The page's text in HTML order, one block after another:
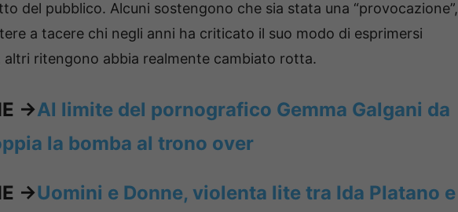
del pubblico. Alcuni sostengono che sia stata una “provocazione”,
a tacere chi negli anni ha criticato il suo modo di esprimersi
altri ritengono abbia realmente cambiato rotta.
->Al limite del pornografico Gemma Galgani da
la bomba al trono over
->Uomini e Donne, violenta lite tra Ida Platano e